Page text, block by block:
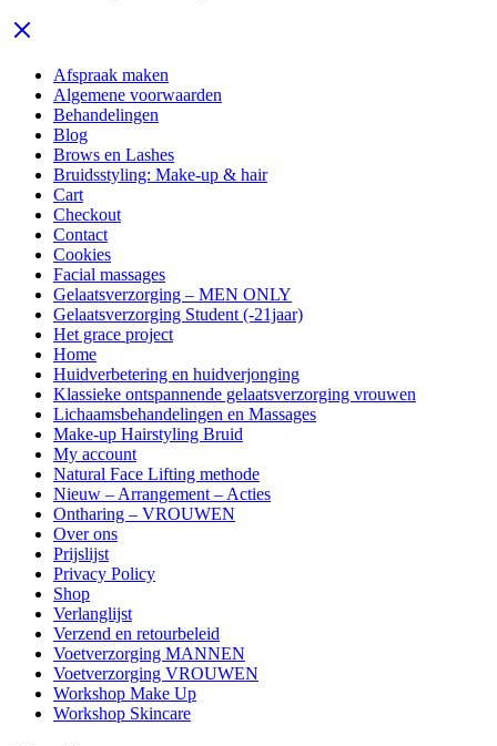
Afspraak maken
Algemene voorwaarden
Behandelingen
Blog
Brows en Lashes
Bruidsstyling: Make-up & hair
Cart
Checkout
Contact
Cookies
Facial massages
Gelaatsverzorging – MEN ONLY
Gelaatsverzorging Student (-21jaar)
Het grace project
Home
Huidverbetering en huidverjonging
Klassieke ontspannende gelaatsverzorging vrouwen
Lichaamsbehandelingen en Massages
Make-up Hairstyling Bruid
My account
Natural Face Lifting methode
Nieuw – Arrangement – Acties
Ontharing – VROUWEN
Over ons
Prijslijst
Privacy Policy
Shop
Verlanglijst
Verzend en retourbeleid
Voetverzorging MANNEN
Voetverzorging VROUWEN
Workshop Make Up
Workshop Skincare